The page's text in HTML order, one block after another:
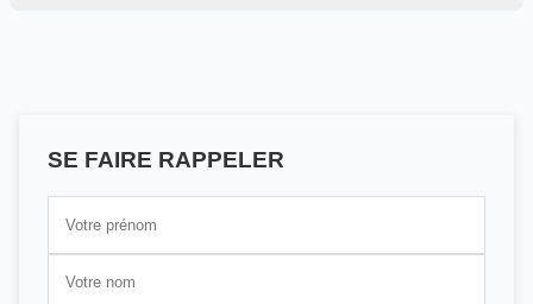
SE FAIRE RAPPELER